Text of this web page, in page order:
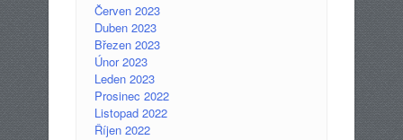
Červen 2023
Duben 2023
Březen 2023
Únor 2023
Leden 2023
Prosinec 2022
Listopad 2022
Říjen 2022